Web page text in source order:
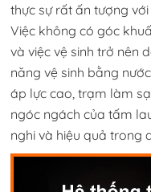
thực sự rất ấn tượng
Việc không có góc
và việc vệ sinh trở nên
năng vệ sinh bằng
áp lực cao, trạm làm
ngóc ngách của tấm
nghi và hiệu quả trong